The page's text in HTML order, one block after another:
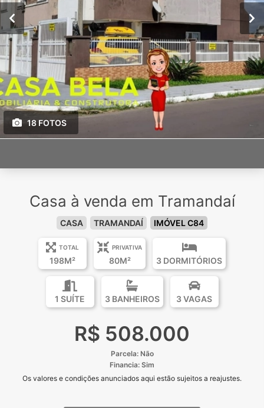
18 FOTOS
Casa à venda em Tramandaí
CASA TRAMANDAÍ IMÓVEL C84
TOTAL
198M²
PRIVATIVA
80M² 3 DORMITÓRIOS
1 SUÍTE 3 BANHEIROS 3 VAGAS
R$ 508.000
Parcela: Não
Financia: Sim
Os valores e condições anunciados aqui estão sujeitos a reajustes.